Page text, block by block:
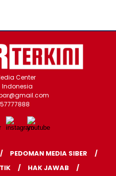
Center
Indonesia
PEDOMAN MEDIA SIBER
HAK JAWAB